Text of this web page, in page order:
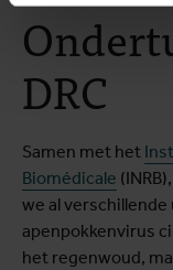
DRC
Samen met het
Biomédicale
we al
apenpokkenvirus
het regenwoud,